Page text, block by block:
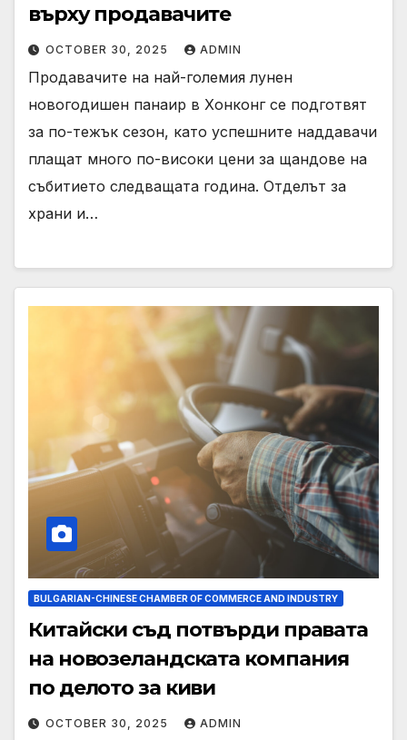
върху продавачите
OCTOBER 30, 2025 ADMIN
Продавачите на най-големия лунен
новогодишен панаир в Хонконг се подготвят
за по-тежък сезон, като успешните наддавачи
плащат много по-високи цени за щандове на
събитието следващата година. Отделът за
храни и…
BULGARIAN-CHINESE CHAMBER OF COMMERCE AND INDUSTRY
Китайски съд потвърди правата
на новозеландската компания
по делото за киви
OCTOBER 30, 2025 ADMIN